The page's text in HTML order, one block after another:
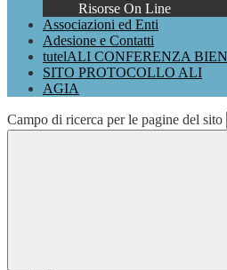
Risorse On Line
Associazioni ed Enti
Adesione e Contatti
tutelALI CONFERENZA
SITO PROTOCOLLO ALI
AGIA
Campo di ricerca per le pagine del sito